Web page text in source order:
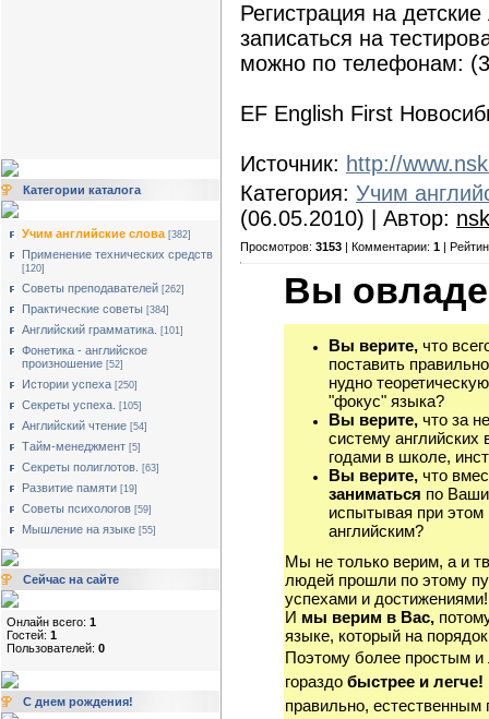
Категории каталога
Учим английские слова [382]
Применение технических средств
[120]
Советы преподавателей [262]
Практические советы [384]
Английский грамматика. [101]
Фонетика - английское
произношение [52]
Истории успеха [250]
Секреты успеха. [105]
Английский чтение [54]
Тайм-менеджмент [5]
Секреты полиглотов. [63]
Развитие памяти [19]
Советы психологов [59]
Мышление на языке [55]
Сейчас на сайте
Онлайн всего: 1
Гостей: 1
Пользователей: 0
С днем рождения!
Регистрация на
записаться на
можно по телефонам:
EF English First
Источник: http://
Категория: Учим
(06.05.2010) | Автор:
Просмотров: 3153 | Комментарии: 1 |
Вы
Вы верите, что
поставить
нудно
"фокус" языка?
Вы верите, что за
систему
годами в школе,
Вы верите, что
заниматься по
испытывая при этом
английским?
Мы не только верим, а и
людей прошли по этому
успехами и достижениями!
И мы верим в Вас,
языке, который на
Поэтому более простым
гораздо быстрее и легче!
правильно, естественным